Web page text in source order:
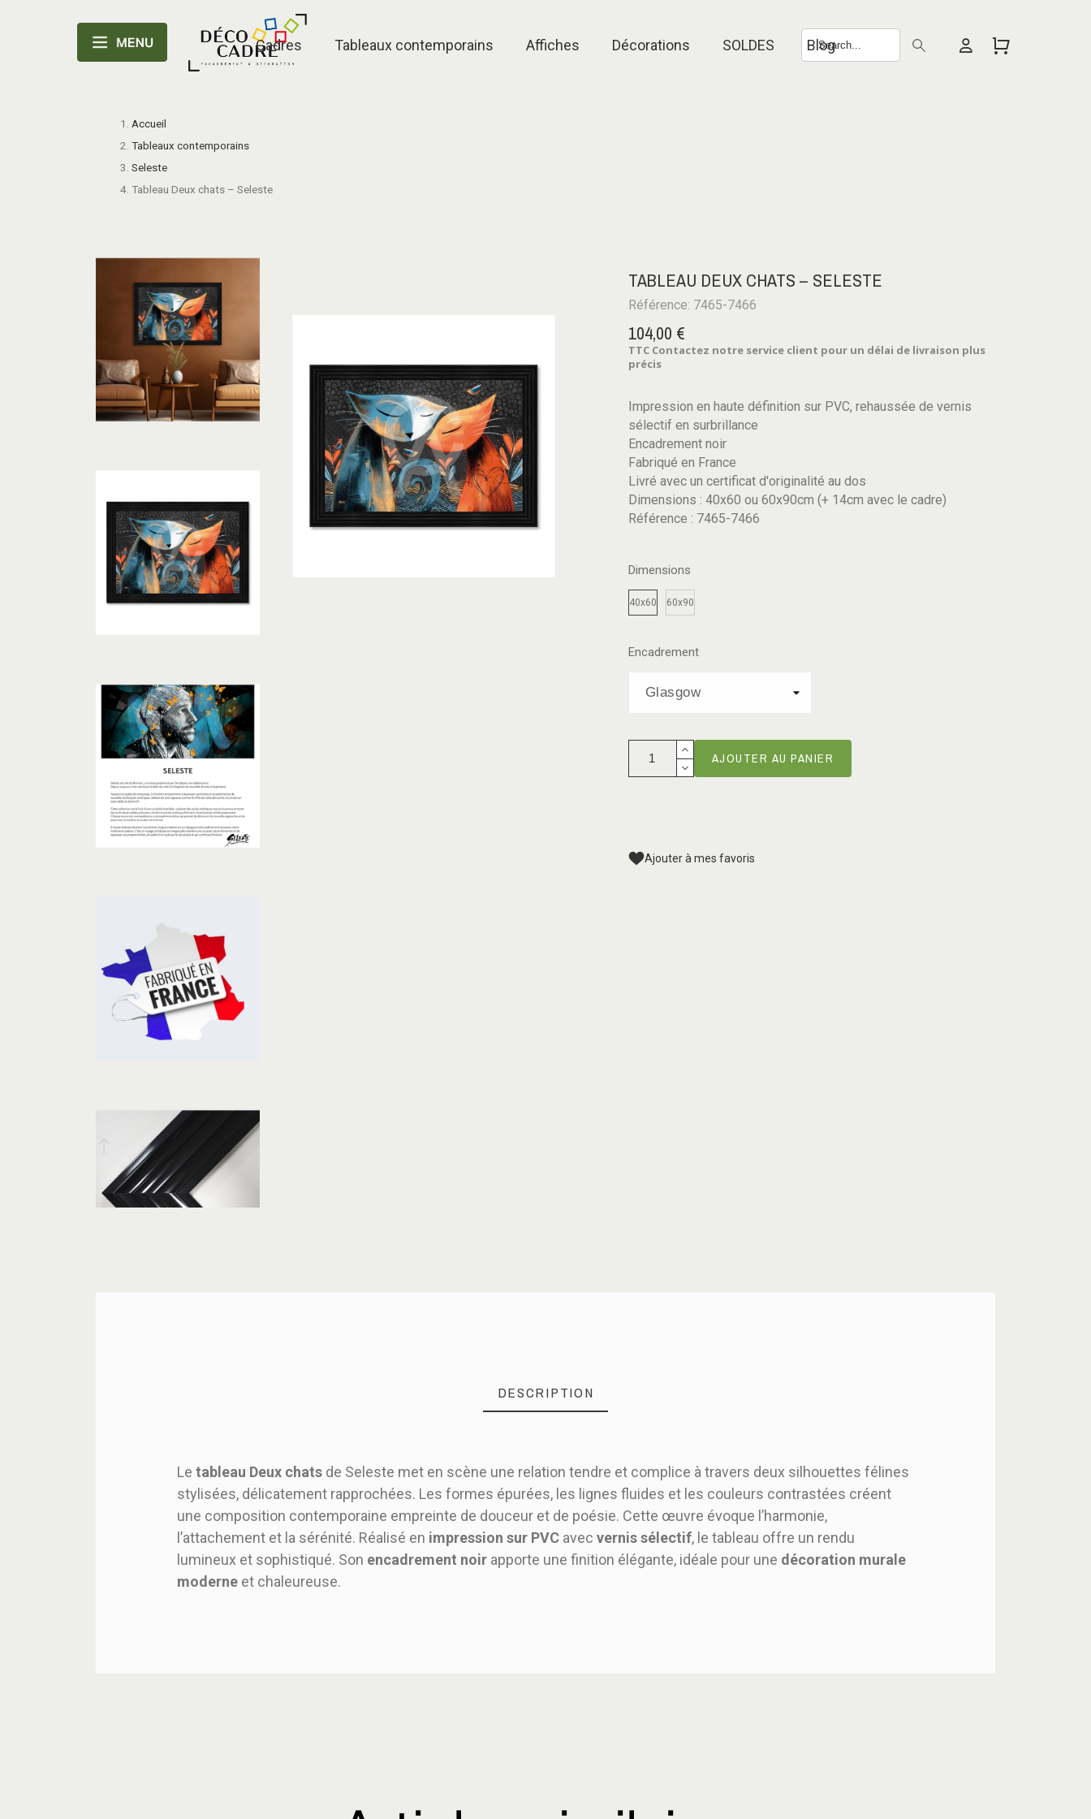
Cadres Tableaux contemporains Affiches Décorations SOLDES Blog
Accueil
Tableaux contemporains
Seleste
Tableau Deux chats – Seleste
TABLEAU DEUX CHATS – SELESTE
Référence: 7465-7466
104,00 €
TTC Contactez notre service client pour un délai de livraison plus
précis
Impression en haute définition sur PVC, rehaussée de vernis
sélectif en surbrillance
Encadrement noir
Fabriqué en France
Livré avec un certificat d'originalité au dos
Dimensions : 40x60 ou 60x90cm (+ 14cm avec le cadre)
Référence : 7465-7466
Dimensions
40x60 60x90
Encadrement
AJOUTER AU PANIER
Ajouter à mes favoris
DESCRIPTION
Le tableau Deux chats de Seleste met en scène une relation tendre et complice à travers deux silhouettes félines
stylisées, délicatement rapprochées. Les formes épurées, les lignes fluides et les couleurs contrastées créent
une composition contemporaine empreinte de douceur et de poésie. Cette œuvre évoque l’harmonie,
l’attachement et la sérénité. Réalisé en impression sur PVC avec vernis sélectif, le tableau offre un rendu
lumineux et sophistiqué. Son encadrement noir apporte une finition élégante, idéale pour une décoration murale
moderne et chaleureuse.